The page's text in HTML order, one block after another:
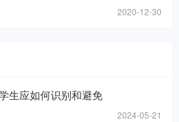
2020-12-30
生应如何识别和避免
2024-05-21